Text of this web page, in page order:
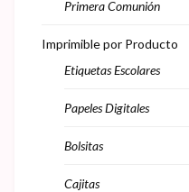
Primera Comunión
Imprimible por Producto
Etiquetas Escolares
Papeles Digitales
Bolsitas
Cajitas